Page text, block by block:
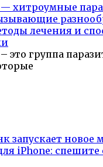
хитроумные
лечения и
это группа
запускает новое
iPhone: спешите